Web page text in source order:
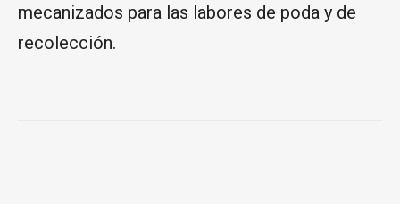
mecanizados para las labores de poda y de
recolección.